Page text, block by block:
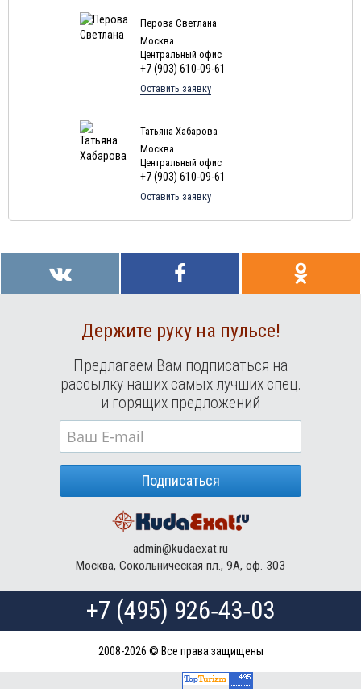
Перова Светлана
Москва
Центральный офис
+7 (903) 610-09-61
Оставить заявку
Татьяна Хабарова
Москва
Центральный офис
+7 (903) 610-09-61
Оставить заявку
Держите руку на пульсе!
Предлагаем Вам подписаться на
рассылку наших самых лучших спец.
и горящих предложений
Подписаться
admin@kudaexat.ru
Москва, Сокольническая пл., 9А, оф. 303
+7 (495) 926‑43‑03
2008-2026 © Все права защищены